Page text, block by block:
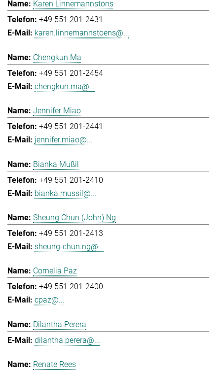
Karen Linnemannstöns
+49 551 201-2431
karen.linnemannstoens@...
Chengkun Ma
+49 551 201-2454
chengkun.ma@...
Jennifer Miao
+49 551 201-2441
jennifer.miao@...
Bianka Mußil
+49 551 201-2410
bianka.mussil@...
Sheung Chun (John) Ng
+49 551 201-2413
sheung-chun.ng@...
Cornelia Paz
+49 551 201-2400
cpaz@...
Dilantha Perera
dilantha.perera@...
Renate Rees